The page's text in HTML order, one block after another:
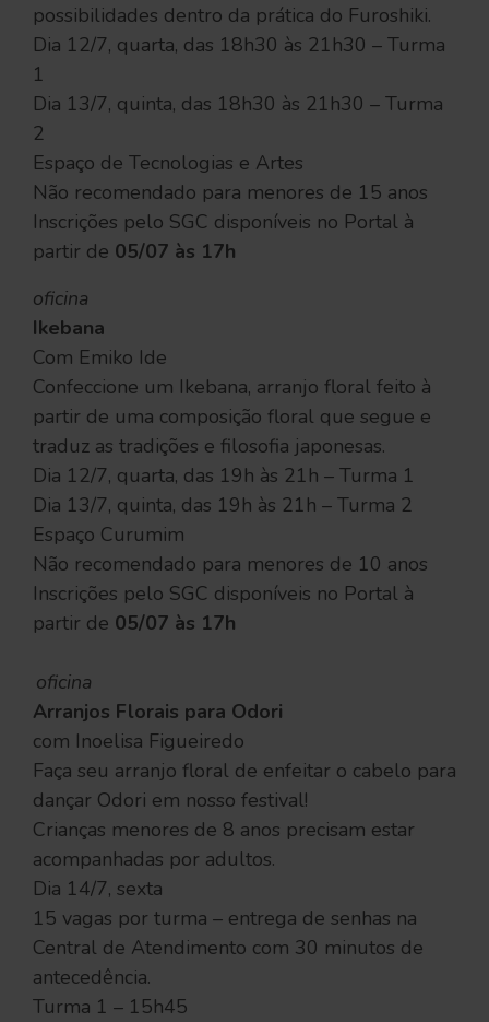
possibilidades dentro da prática do Furoshiki.
Dia 12/7, quarta, das 18h30 às 21h30 – Turma
1
Dia 13/7, quinta, das 18h30 às 21h30 – Turma
2
Espaço de Tecnologias e Artes
Não recomendado para menores de 15 anos
Inscrições pelo SGC disponíveis no Portal à
partir de 05/07 às 17h
oficina
Ikebana
Com Emiko Ide
Confeccione um Ikebana, arranjo floral feito à
partir de uma composição floral que segue e
traduz as tradições e filosofia japonesas.
Dia 12/7, quarta, das 19h às 21h – Turma 1
Dia 13/7, quinta, das 19h às 21h – Turma 2
Espaço Curumim
Não recomendado para menores de 10 anos
Inscrições pelo SGC disponíveis no Portal à
partir de 05/07 às 17h
oficina
Arranjos Florais para Odori
com Inoelisa Figueiredo
Faça seu arranjo floral de enfeitar o cabelo para
dançar Odori em nosso festival!
Crianças menores de 8 anos precisam estar
acompanhadas por adultos.
Dia 14/7, sexta
15 vagas por turma – entrega de senhas na
Central de Atendimento com 30 minutos de
antecedência.
Turma 1 – 15h45